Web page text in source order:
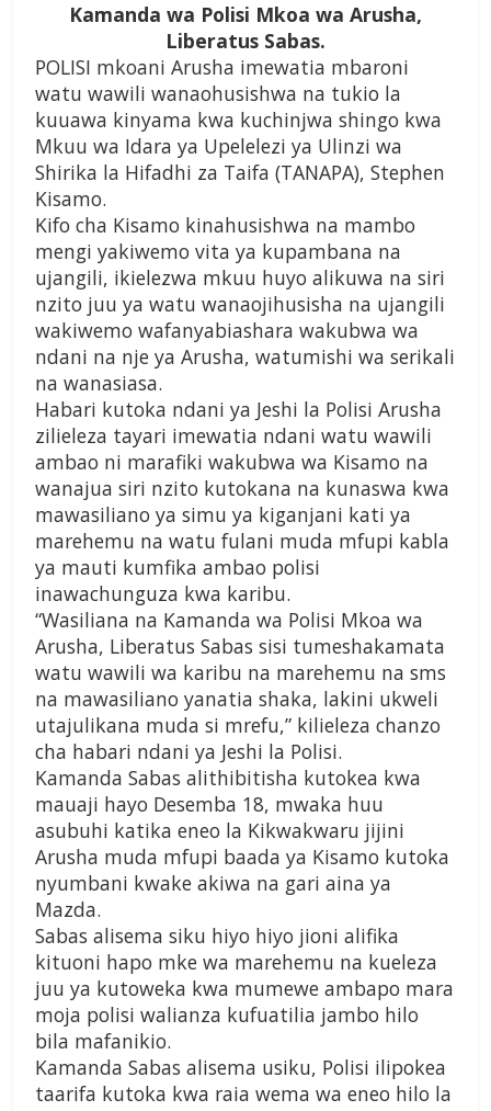
Kamanda wa Polisi Mkoa wa Arusha,
Liberatus Sabas.
POLISI mkoani Arusha imewatia mbaroni
watu wawili wanaohusishwa na tukio la
kuuawa kinyama kwa kuchinjwa shingo kwa
Mkuu wa Idara ya Upelelezi ya Ulinzi wa
Shirika la Hifadhi za Taifa (TANAPA), Stephen
Kisamo.
Kifo cha Kisamo kinahusishwa na mambo
mengi yakiwemo vita ya kupambana na
ujangili, ikielezwa mkuu huyo alikuwa na siri
nzito juu ya watu wanaojihusisha na ujangili
wakiwemo wafanyabiashara wakubwa wa
ndani na nje ya Arusha, watumishi wa serikali
na wanasiasa.
Habari kutoka ndani ya Jeshi la Polisi Arusha
zilieleza tayari imewatia ndani watu wawili
ambao ni marafiki wakubwa wa Kisamo na
wanajua siri nzito kutokana na kunaswa kwa
mawasiliano ya simu ya kiganjani kati ya
marehemu na watu fulani muda mfupi kabla
ya mauti kumfika ambao polisi
inawachunguza kwa karibu.
“Wasiliana na Kamanda wa Polisi Mkoa wa
Arusha, Liberatus Sabas sisi tumeshakamata
watu wawili wa karibu na marehemu na sms
na mawasiliano yanatia shaka, lakini ukweli
utajulikana muda si mrefu,” kilieleza chanzo
cha habari ndani ya Jeshi la Polisi.
Kamanda Sabas alithibitisha kutokea kwa
mauaji hayo Desemba 18, mwaka huu
asubuhi katika eneo la Kikwakwaru jijini
Arusha muda mfupi baada ya Kisamo kutoka
nyumbani kwake akiwa na gari aina ya
Mazda.
Sabas alisema siku hiyo hiyo jioni alifika
kituoni hapo mke wa marehemu na kueleza
juu ya kutoweka kwa mumewe ambapo mara
moja polisi walianza kufuatilia jambo hilo
bila mafanikio.
Kamanda Sabas alisema usiku, Polisi ilipokea
taarifa kutoka kwa raia wema wa eneo hilo la